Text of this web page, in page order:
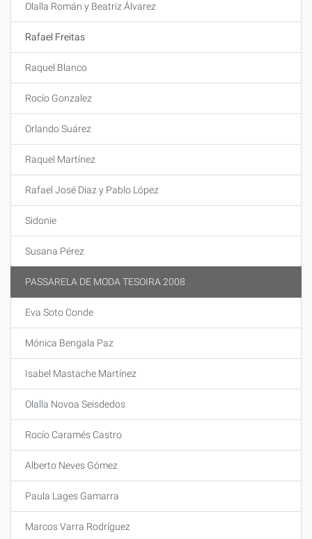
Olalla Román y Beatriz Álvarez
Rafael Freitas
Raquel Blanco
Rocío Gonzalez
Orlando Suárez
Raquel Martínez
Rafael José Diaz y Pablo López
Sidonie
Susana Pérez
PASSARELA DE MODA TESOIRA 2008
Eva Soto Conde
Mónica Bengala Paz
Isabel Mastache Martínez
Olalla Novoa Seisdedos
Rocío Caramés Castro
Alberto Neves Gómez
Paula Lages Gamarra
Marcos Varra Rodríguez